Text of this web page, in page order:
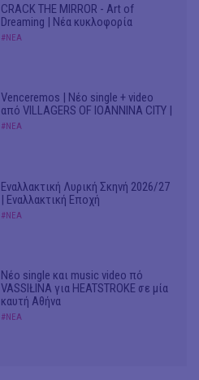
CRACK THE MIRROR - Art of
Dreaming | Νέα κυκλοφορία
#ΝΕΑ
Venceremos | Νέο single + video
από VILLAGERS OF IOANNINA CITY |
#ΝΕΑ
Εναλλακτική Λυρική Σκηνή 2026/27
| Εναλλακτική Εποχή
#ΝΕΑ
Νέο single και music video πό
VASSIŁINA για HEATSTROKE σε μία
καυτή Αθήνα
#ΝΕΑ